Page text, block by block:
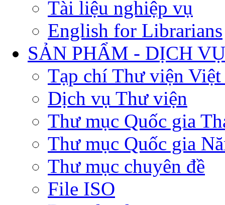
Tài liệu nghiệp vụ
English for Librarians
SẢN PHẨM - DỊCH VỤ
Tạp chí Thư viện Việt
Dịch vụ Thư viện
Thư mục Quốc gia
Thư mục Quốc gia
Thư mục chuyên đề
File ISO